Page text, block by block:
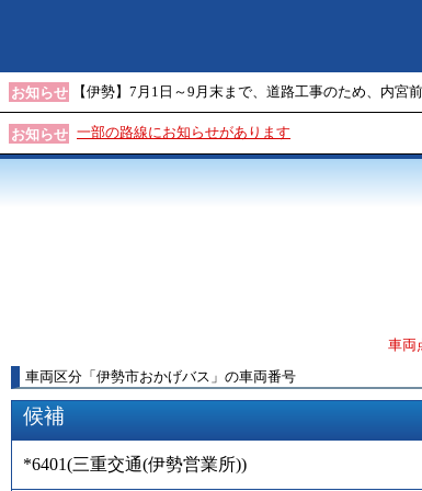
お知らせ 【伊勢】7月1日～9月末まで、道路工事のため、内宮
お知らせ 一部の路線にお知らせがあります
車両
車両区分 「 伊勢市おかげバス 」 の車両番号
候補
*6401(三重交通(伊勢営業所))